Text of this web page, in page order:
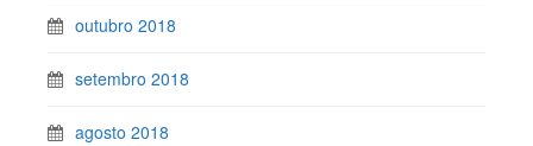
outubro 2018
setembro 2018
agosto 2018